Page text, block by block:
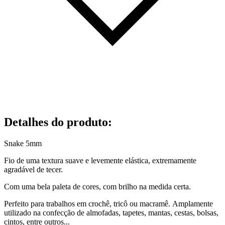
Detalhes do produto:
Snake 5mm
Fio de uma textura suave e levemente elástica, extremamente
agradável de tecer.
Com uma bela paleta de cores, com brilho na medida certa.
Perfeito para trabalhos em crochê, tricô ou macramê. Amplamente
utilizado na confecção de almofadas, tapetes, mantas, cestas, bolsas,
cintos, entre outros...